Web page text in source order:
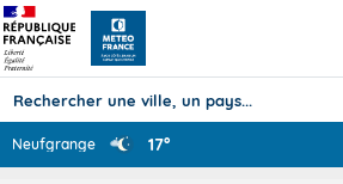
Prévisions
Neufgrange 17°